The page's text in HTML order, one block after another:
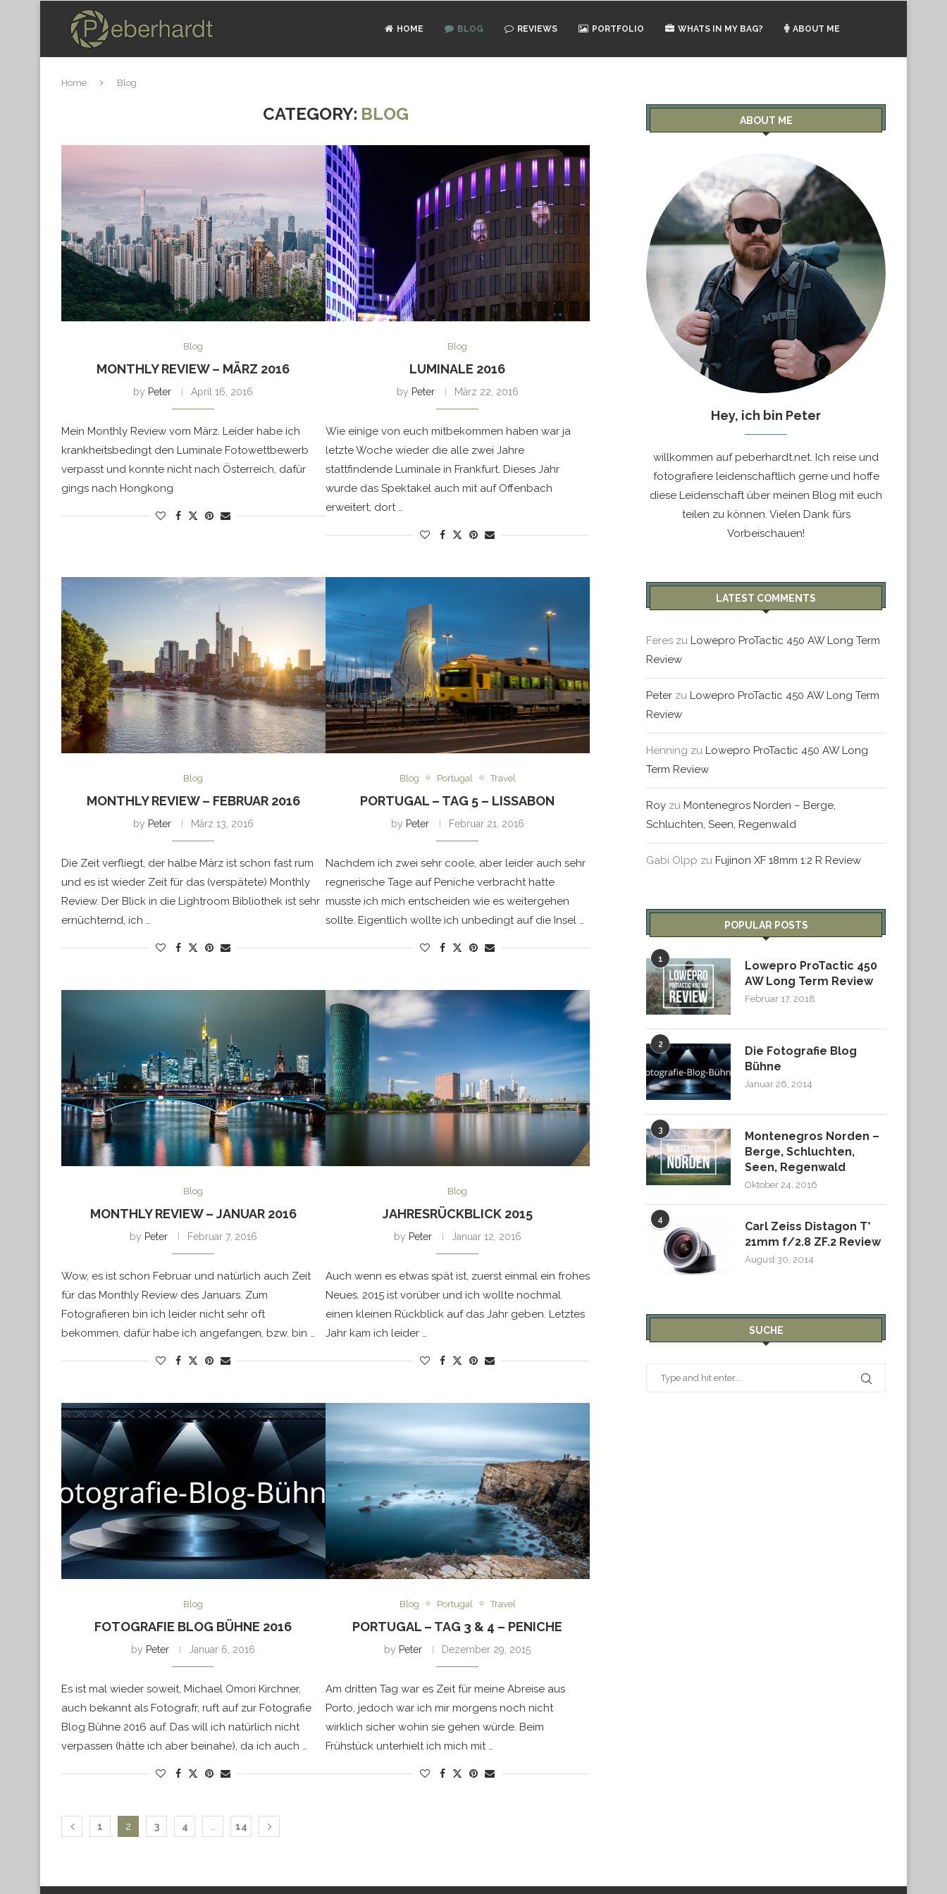
HOME BLOG REVIEWS PORTFOLIO WHATS IN MY BAG? ABOUT ME
Home Blog
CATEGORY: BLOG
Blog
MONTHLY REVIEW – MÄRZ 2016
by Peter April 16, 2016
Mein Monthly Review vom März. Leider habe ich
krankheitsbedingt den Luminale Fotowettbewerb
verpasst und konnte nicht nach Österreich, dafür
gings nach Hongkong
Blog
LUMINALE 2016
by Peter März 22, 2016
Wie einige von euch mitbekommen haben war ja
letzte Woche wieder die alle zwei Jahre
stattfindende Luminale in Frankfurt. Dieses Jahr
wurde das Spektakel auch mit auf Offenbach
erweitert, dort …
Blog
MONTHLY REVIEW – FEBRUAR 2016
by Peter März 13, 2016
Die Zeit verfliegt, der halbe März ist schon fast rum
und es ist wieder Zeit für das (verspätete) Monthly
Review. Der Blick in die Lightroom Bibliothek ist sehr
ernüchternd, ich …
Blog Portugal Travel
PORTUGAL – TAG 5 – LISSABON
by Peter Februar 21, 2016
Nachdem ich zwei sehr coole, aber leider auch sehr
regnerische Tage auf Peniche verbracht hatte
musste ich mich entscheiden wie es weitergehen
sollte. Eigentlich wollte ich unbedingt auf die Insel …
Blog
MONTHLY REVIEW – JANUAR 2016
by Peter Februar 7, 2016
Wow, es ist schon Februar und natürlich auch Zeit
für das Monthly Review des Januars. Zum
Fotografieren bin ich leider nicht sehr oft
bekommen, dafür habe ich angefangen, bzw. bin …
Blog
JAHRESRÜCKBLICK 2015
by Peter Januar 12, 2016
Auch wenn es etwas spät ist, zuerst einmal ein frohes
Neues. 2015 ist vorüber und ich wollte nochmal
einen kleinen Rückblick auf das Jahr geben. Letztes
Jahr kam ich leider …
Blog
FOTOGRAFIE BLOG BÜHNE 2016
by Peter Januar 6, 2016
Es ist mal wieder soweit, Michael Omori Kirchner,
auch bekannt als Fotografr, ruft auf zur Fotografie
Blog Bühne 2016 auf. Das will ich natürlich nicht
verpassen (hätte ich aber beinahe), da ich auch …
Blog Portugal Travel
PORTUGAL – TAG 3 & 4 – PENICHE
by Peter Dezember 29, 2015
Am dritten Tag war es Zeit für meine Abreise aus
Porto, jedoch war ich mir morgens noch nicht
wirklich sicher wohin sie gehen würde. Beim
Frühstück unterhielt ich mich mit …
1 2 3 4 14
ABOUT ME
Hey, ich bin Peter
willkommen auf peberhardt.net. Ich reise und
fotografiere leidenschaftlich gerne und hoffe
diese Leidenschaft über meinen Blog mit euch
teilen zu können. Vielen Dank fürs
Vorbeischauen!
LATEST COMMENTS
Feres zu Lowepro ProTactic 450 AW Long Term
Review
Peter zu Lowepro ProTactic 450 AW Long Term
Review
Henning zu Lowepro ProTactic 450 AW Long
Term Review
Roy zu Montenegros Norden – Berge,
Schluchten, Seen, Regenwald
Gabi Olpp zu Fujinon XF 18mm 1:2 R Review
POPULAR POSTS
1
Lowepro ProTactic 450
AW Long Term Review
Februar 17, 2018
2
Die Fotografie Blog
Bühne
Januar 26, 2014
3
Montenegros Norden –
Berge, Schluchten,
Seen, Regenwald
Oktober 24, 2016
4
Carl Zeiss Distagon T*
21mm f/2.8 ZF.2 Review
August 30, 2014
SUCHE